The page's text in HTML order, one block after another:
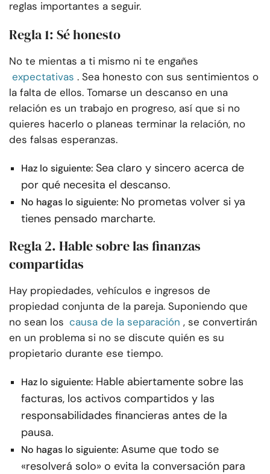
reglas importantes a seguir.
Regla 1: Sé honesto
No te mientas a ti mismo ni te engañes
expectativas . Sea honesto con sus sentimientos o
la falta de ellos. Tomarse un descanso en una
relación es un trabajo en progreso, así que si no
quieres hacerlo o planeas terminar la relación, no
des falsas esperanzas.
Haz lo siguiente: Sea claro y sincero acerca de
por qué necesita el descanso.
No hagas lo siguiente: No prometas volver si ya
tienes pensado marcharte.
Regla 2. Hable sobre las finanzas
compartidas
Hay propiedades, vehículos e ingresos de
propiedad conjunta de la pareja. Suponiendo que
no sean los causa de la separación , se convertirán
en un problema si no se discute quién es su
propietario durante ese tiempo.
Haz lo siguiente: Hable abiertamente sobre las
facturas, los activos compartidos y las
responsabilidades financieras antes de la
pausa.
No hagas lo siguiente: Asume que todo se
«resolverá solo» o evita la conversación para